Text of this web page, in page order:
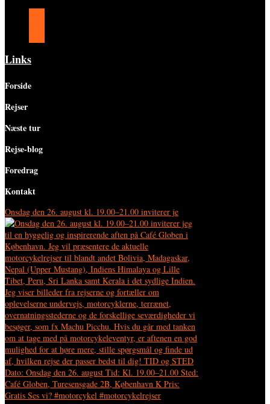
Links
Forside
Rejser
Næste tur
Rejse-blog
Foredrag
Kontakt
Onsdag den 26. august kl. 19.00–21.00 inviterer je